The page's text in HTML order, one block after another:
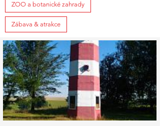
ZOO a botanické zahrady
Zábava & atrakce